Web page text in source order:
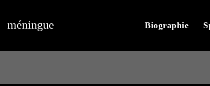
méningue Biographie